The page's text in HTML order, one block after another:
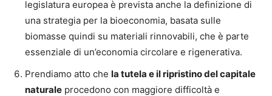
legislatura europea è prevista anche la definizione di
una strategia per la bioeconomia, basata sulle
biomasse quindi su materiali rinnovabili, che è parte
essenziale di un’economia circolare e rigenerativa.
Prendiamo atto che la tutela e il ripristino del capitale
naturale procedono con maggiore difficoltà e